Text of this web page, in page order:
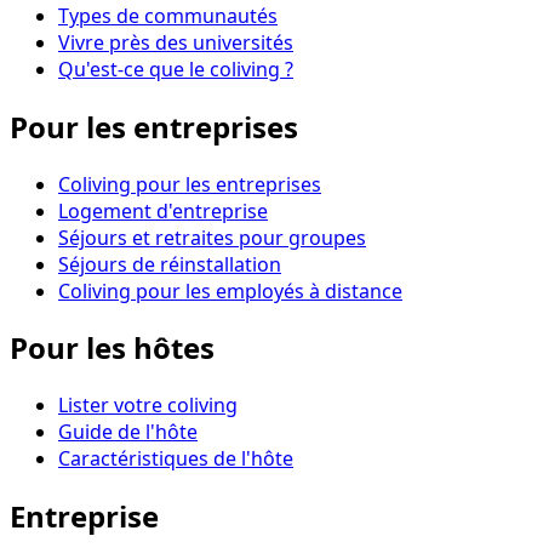
Types de communautés
Vivre près des universités
Qu'est-ce que le coliving ?
Pour les entreprises
Coliving pour les entreprises
Logement d'entreprise
Séjours et retraites pour groupes
Séjours de réinstallation
Coliving pour les employés à distance
Pour les hôtes
Lister votre coliving
Guide de l'hôte
Caractéristiques de l'hôte
Entreprise